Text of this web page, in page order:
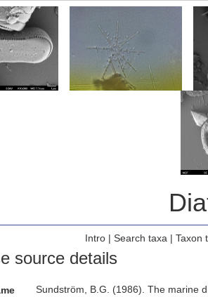
Intro| Search taxa | Taxon
source details
Sundström, B.G. (1986). The marine